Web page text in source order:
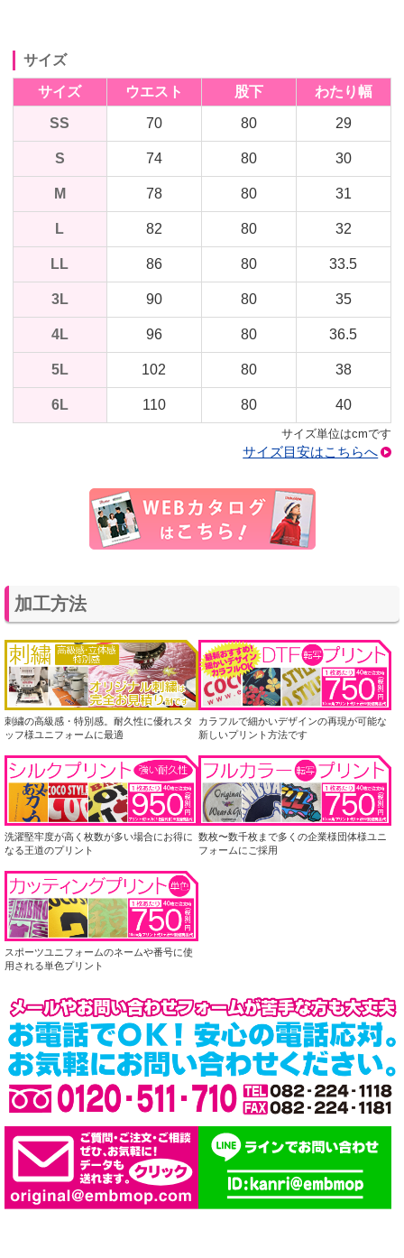
サイズ
サイズ ウエスト 股下 わたり幅
SS 70 80 29
S 74 80 30
M 78 80 31
L 82 80 32
LL 86 80 33.5
3L 90 80 35
4L 96 80 36.5
5L 102 80 38
6L 110 80 40
サイズ単位はcmです
サイズ目安はこちらへ
加工方法
刺繍の高級感・特別感。耐久性に優れスタ
ッフ様ユニフォームに最適
カラフルで細かいデザインの再現が可能な
新しいプリント方法です
洗濯堅牢度が高く枚数が多い場合にお得に
なる王道のプリント
数枚〜数千枚まで多くの企業様団体様ユニ
フォームにご採用
スポーツユニフォームのネームや番号に使
用される単色プリント